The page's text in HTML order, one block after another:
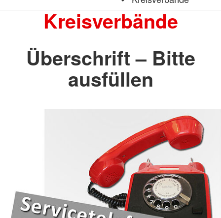
Kreisverbände
Überschrift – Bitte
ausfüllen